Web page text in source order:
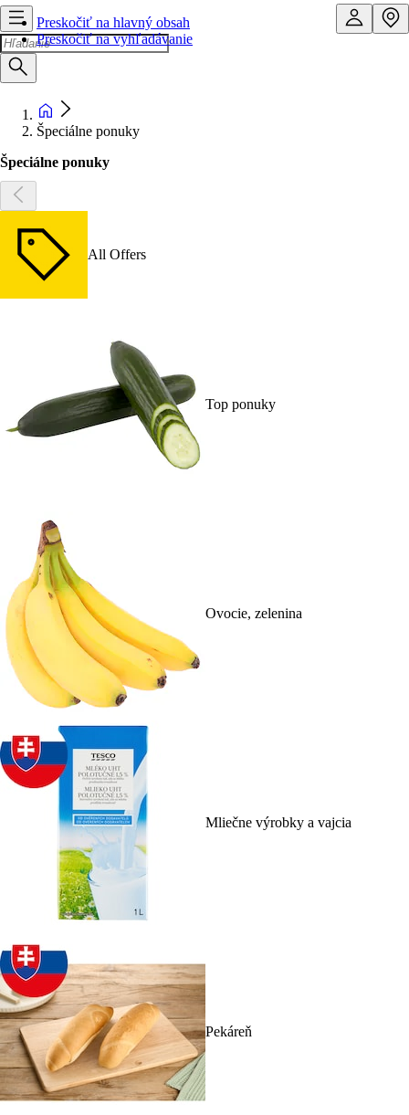
Preskočiť na hlavný obsah
Preskočiť na vyhľadávanie
Špeciálne ponuky
Špeciálne ponuky
All Offers
Top ponuky
Ovocie, zelenina
Mliečne výrobky a vajcia
Pekáreň